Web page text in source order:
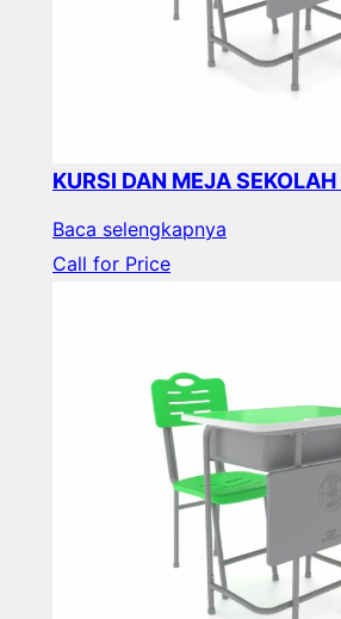
KURSI DAN MEJA
Baca selengkapnya
Call for Price